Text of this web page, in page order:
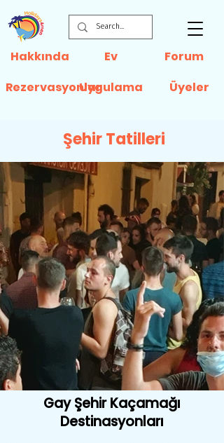
Ev
Hakkında
Uygulama
Rezervasyonlar
Forum
Üyeler
Şehir Tatilleri
Gay Şehir Kaçamağı
Destinasyonları